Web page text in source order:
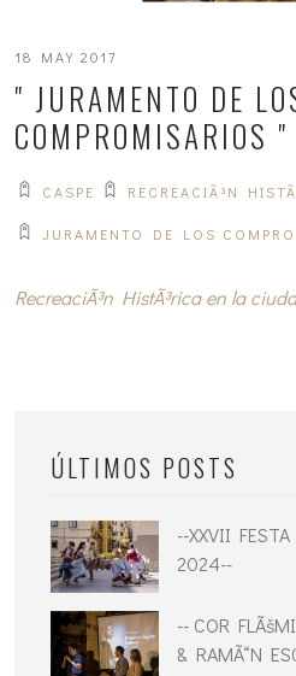
18 MAY 2017
" JURAMENTO DE
COMPROMISARIOS "
CASPE RECREACIÃ³N
JURAMENTO DE LOS
RecreaciÃ³n HistÃ³rica en la
ÚLTIMOS POSTS
--XXVII
2024--
-- COR
& RAMÃ“N